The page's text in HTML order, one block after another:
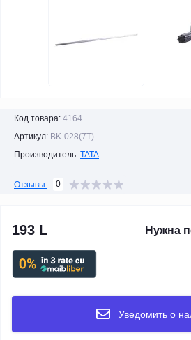
Код товара: 4164
Артикул: BK-028(7Т)
Производитель: TATA
Отзывы: 0
193 L Нужна
Уведомить о